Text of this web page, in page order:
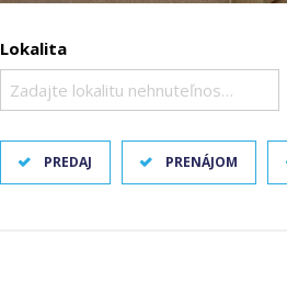
Lokalita
Zadajte lokalitu nehnuteľnosti ..
PREDAJ PRENÁJOM